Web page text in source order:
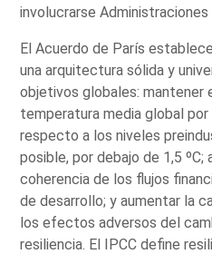
involucrarse
El Acuerdo de París establece
una arquitectura sólida y
objetivos globales: mantener
temperatura media global por
respecto a los niveles
posible, por debajo de 1,5 ºC;
coherencia de los flujos
de desarrollo; y aumentar la
los efectos adversos del
resiliencia. El IPCC define